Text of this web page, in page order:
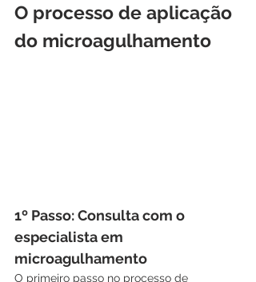
O processo de aplicação
do microagulhamento
1º Passo: Consulta com o
especialista em
microagulhamento
O primeiro passo no processo de